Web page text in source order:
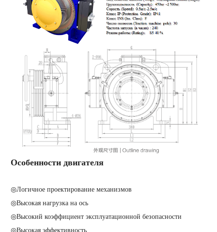
Особенности двигателя
◎Логичное проектирование механизмов
◎Высокая нагрузка на ось
◎Высокий коэффициент эксплуатационной безопасности
◎Высокая эффективность